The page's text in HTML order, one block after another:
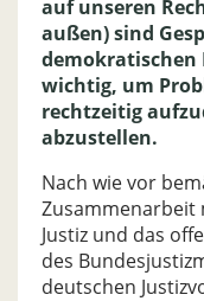
auf unseren
außen) sind
demokratischen
wichtig, um
rechtzeitig
abzustellen.
Nach wie vor
Justiz und das
des
deutschen